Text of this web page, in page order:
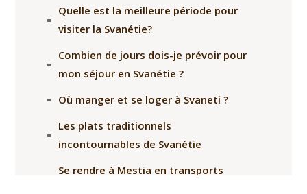
Quelle est la meilleure période pour
visiter la Svanétie?
Combien de jours dois-je prévoir pour
mon séjour en Svanétie ?
Où manger et se loger à Svaneti ?
Les plats traditionnels
incontournables de Svanétie
Se rendre à Mestia en transports